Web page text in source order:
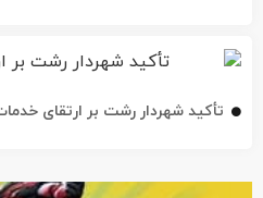
تأکید شهردار رشت بر ارتقای